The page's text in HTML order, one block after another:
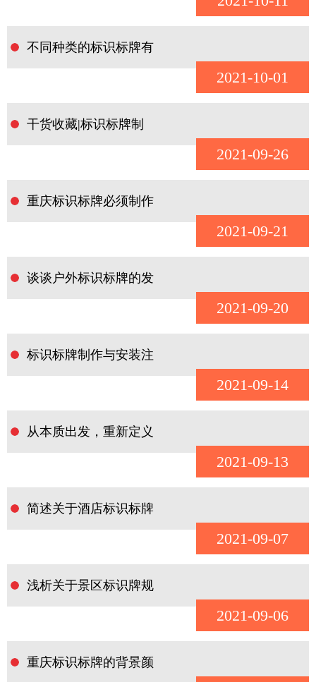
不同种类的标识标牌有
2021-10-01
干货收藏|标识标牌制
2021-09-26
重庆标识标牌必须制作
2021-09-21
谈谈户外标识标牌的发
2021-09-20
标识标牌制作与安装注
2021-09-14
从本质出发，重新定义
2021-09-13
简述关于酒店标识标牌
2021-09-07
浅析关于景区标识牌规
2021-09-06
重庆标识标牌的背景颜